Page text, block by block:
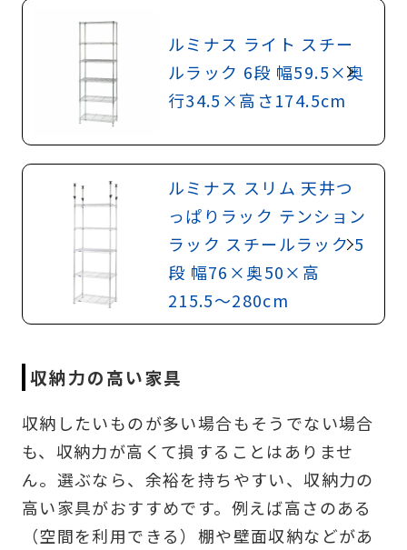
ルミナス ライト スチー
ルラック 6段 幅59.5×奥
行34.5×高さ174.5cm
ルミナス スリム 天井つ
っぱりラック テンション
ラック スチールラック 5
段 幅76×奥50×高
215.5〜280cm
収納力の高い家具
収納したいものが多い場合もそうでない場合
も、収納力が高くて損することはありませ
ん。選ぶなら、余裕を持ちやすい、収納力の
高い家具がおすすめです。例えば高さのある
（空間を利用できる）棚や壁面収納などがあ